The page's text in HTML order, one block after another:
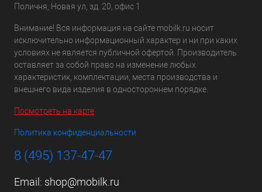
Поличня, Новая ул, зд. 20, офис 1
Внимание! Вся информация на сайте mobilk.ru носит
исключительно информационный характер и ни при каких
условиях не является публичной офертой. Производитель
оставляет за собой право на изменение любых
характеристик, комплектации, места производства и
внешнего вида изделия в одностороннем порядке.
Посмотреть на карте
Политика конфиденциальности
8 (495) 137-47-47
Email: shop@mobilk.ru